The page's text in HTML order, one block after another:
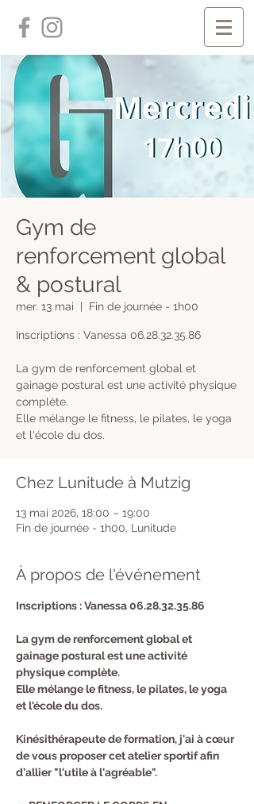
Gym de
renforcement global
& postural
mer. 13 mai Fin de journée - 1h00
Inscriptions : Vanessa 06.28.32.35.86
La gym de renforcement global et
gainage postural est une activité physique
complète.
Elle mélange le fitness, le pilates, le yoga
et l'école du dos.
Chez Lunitude à Mutzig
13 mai 2026, 18:00 – 19:00
Fin de journée - 1h00, Lunitude
À propos de l'événement
Inscriptions : Vanessa 06.28.32.35.86
La gym de renforcement global et
gainage postural est une activité
physique complète.
Elle mélange le fitness, le pilates, le yoga
et l'école du dos.
Kinésithérapeute de formation, j'ai à cœur
de vous proposer cet atelier sportif afin
d'allier "l'utile à l'agréable".